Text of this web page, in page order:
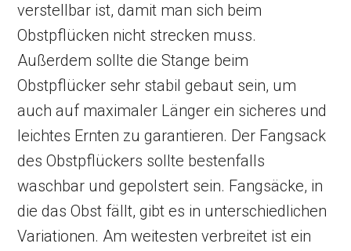
verstellbar ist, damit man sich beim
Obstpflücken nicht strecken muss.
Außerdem sollte die Stange beim
Obstpflücker sehr stabil gebaut sein, um
auch auf maximaler Länger ein sicheres und
leichtes Ernten zu garantieren. Der Fangsack
des Obstpflückers sollte bestenfalls
waschbar und gepolstert sein. Fangsäcke, in
die das Obst fällt, gibt es in unterschiedlichen
Variationen. Am weitesten verbreitet ist ein